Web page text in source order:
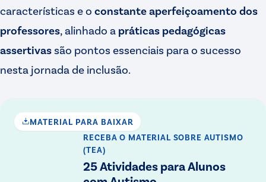
características e o constante aperfeiçoamento dos
professores , alinhado a práticas pedagógicas
assertivas são pontos essenciais para o sucesso
nesta jornada de inclusão.
MATERIAL PARA BAIXAR
RECEBA O MATERIAL SOBRE AUTISMO
(TEA)
25 Atividades para Alunos